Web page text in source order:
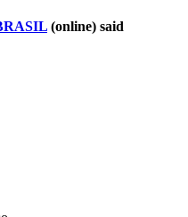
(online) said